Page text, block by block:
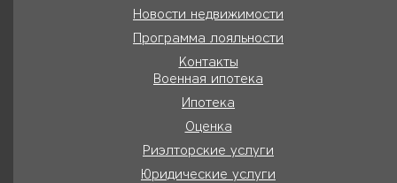
Новости недвижимости
Программа лояльности
Контакты
Военная ипотека
Ипотека
Оценка
Риэлторские услуги
Юридические услуги